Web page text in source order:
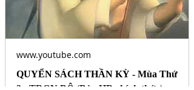
www.youtube.com
QUYỂN SÁCH THẦN KỲ - Mùa Thứ